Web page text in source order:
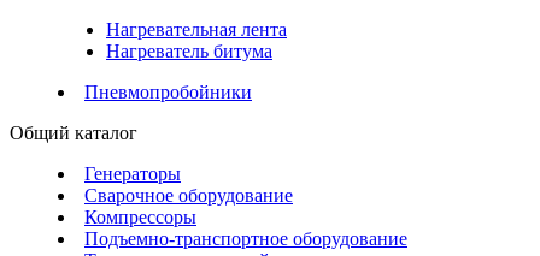
Нагревательная лента
Нагреватель битума
Пневмопробойники
Общий каталог
Генераторы
Сварочное оборудование
Компрессоры
Подъемно-транспортное оборудование